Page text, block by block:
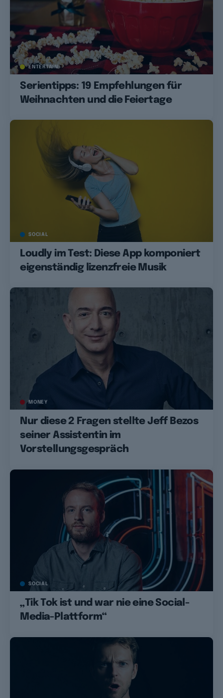
ENTERTAIN
Serientipps: 19 Empfehlungen für
Weihnachten und die Feiertage
SOCIAL
Loudly im Test: Diese App komponiert
eigenständig lizenzfreie Musik
MONEY
Nur diese 2 Fragen stellte Jeff Bezos
seiner Assistentin im
Vorstellungsgespräch
SOCIAL
„Tik Tok ist und war nie eine Social-
Media-Plattform“